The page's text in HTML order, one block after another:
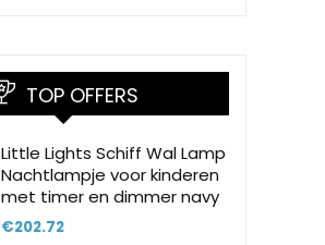
TOP OFFERS
Little Lights Schiff Wal Lamp
Nachtlampje voor kinderen
met timer en dimmer navy
€202.72